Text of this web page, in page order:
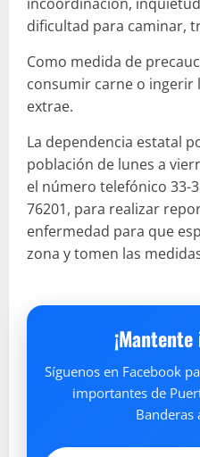
dificultad para caminar,
Como medida de
consumir carne o ingerir
extrae.
La dependencia estatal
población de lunes a
el número telefónico 33-
76201, para realizar
enfermedad para que
zona y tomen las
Síguenos en Facebook
importantes de
Banderas